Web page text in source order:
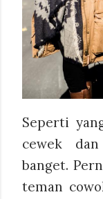
Seperti
cewek
banget.
teman